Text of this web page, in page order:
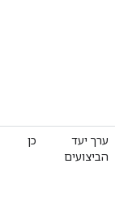
ערך יעד
הביצועים
כן